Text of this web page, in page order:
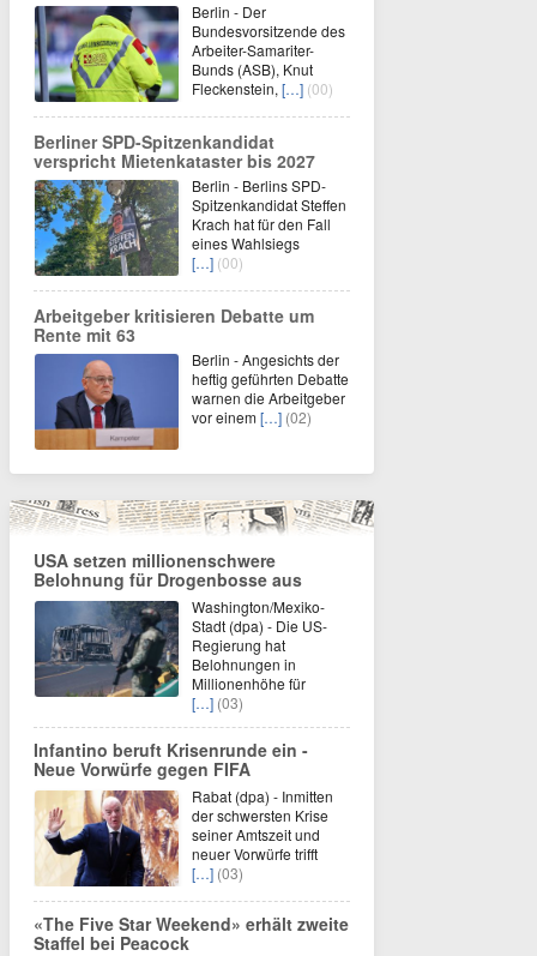
Berlin - Der
Bundesvorsitzende des
Arbeiter-Samariter-
Bunds (ASB), Knut
Fleckenstein, […] (00)
Berliner SPD-Spitzenkandidat
verspricht Mietenkataster bis 2027
Berlin - Berlins SPD-
Spitzenkandidat Steffen
Krach hat für den Fall
eines Wahlsiegs
[…] (00)
Arbeitgeber kritisieren Debatte um
Rente mit 63
Berlin - Angesichts der
heftig geführten Debatte
warnen die Arbeitgeber
vor einem[…] (02)
USA setzen millionenschwere
Belohnung für Drogenbosse aus
Washington/Mexiko-
Stadt (dpa) - Die US-
Regierung hat
Belohnungen in
Millionenhöhe für
[…] (03)
Infantino beruft Krisenrunde ein -
Neue Vorwürfe gegen FIFA
Rabat (dpa) - Inmitten
der schwersten Krise
seiner Amtszeit und
neuer Vorwürfe trifft
[…] (03)
«The Five Star Weekend» erhält zweite
Staffel bei Peacock